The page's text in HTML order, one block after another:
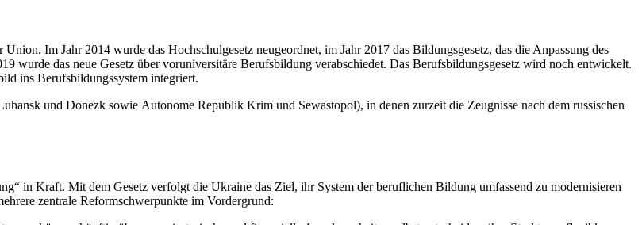
Im Jahr 2014 wurde das Hochschulgesetz neugeordnet, im Jahr 2017 das Bildungsgesetz, das die Anpassung des
wurde das neue Gesetz über voruniversitäre Berufsbildung verabschiedet. Das Berufsbildungsgesetz wird noch entwickelt.
ins Berufsbildungssystem integriert.
und Donezk sowie Autonome Republik Krim und Sewastopol), in denen zurzeit die Zeugnisse nach dem russischen
in Kraft. Mit dem Gesetz verfolgt die Ukraine das Ziel, ihr System der beruflichen Bildung umfassend zu modernisieren
zentrale Reformschwerpunkte im Vordergrund: